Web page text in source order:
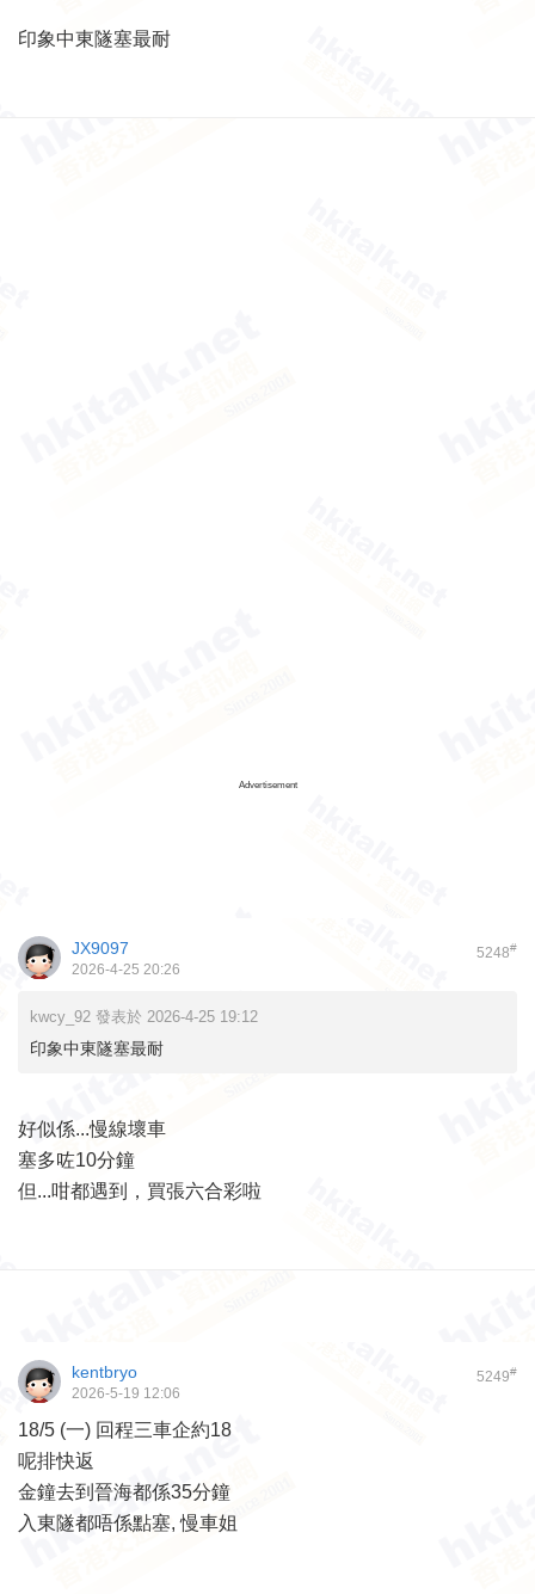
印象中東隧塞最耐
Advertisement
5248#
JX9097
2026-4-25 20:26
kwcy_92 發表於 2026-4-25 19:12
印象中東隧塞最耐
好似係...慢線壞車
塞多咗10分鐘
但...咁都遇到，買張六合彩啦
5249#
kentbryo
2026-5-19 12:06
18/5 (一) 回程三車企約18
呢排快返
金鐘去到晉海都係35分鐘
入東隧都唔係點塞, 慢車姐